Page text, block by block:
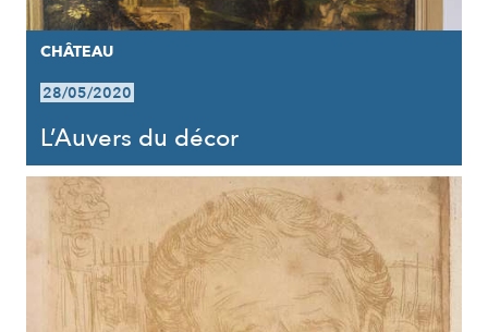
CHÂTEAU
28/05/2020
L’Auvers du décor